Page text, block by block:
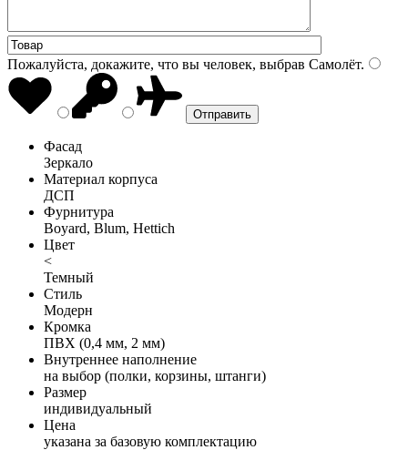
Пожалуйста, докажите, что вы человек, выбрав Самолёт.
Фасад
Зеркало
Материал корпуса
ДСП
Фурнитура
Boyard, Blum, Hettich
Цвет
<
Темный
Стиль
Модерн
Кромка
ПВХ (0,4 мм, 2 мм)
Внутреннее наполнение
на выбор (полки, корзины, штанги)
Размер
индивидуальный
Цена
указана за базовую комплектацию